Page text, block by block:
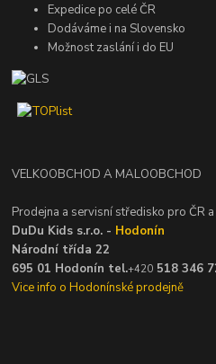
Expedice po celé ČR
Dodáváme i na Slovensko
Možnost zaslání i do EU
VELKOOBCHOD A MALOOBCHOD
Prodejna a servisní středisko pro ČR a
DuDu Kids s.r.o. - Hodonín
Národní třída 22
695 01 Hodonín tel.+420 518 346
Vice info o Hodonínské prodejně